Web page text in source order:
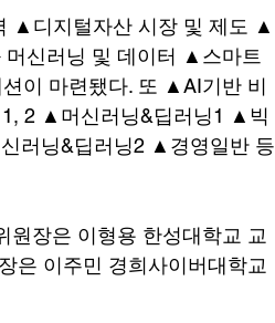
신러닝 및 데이터 ▲스마트
이 마련됐다. 또 ▲AI기반 비
2 ▲머신러닝&딥러닝1 ▲빅
러닝&딥러닝2 ▲경영일반 등
원장은 이형용 한성대학교 교
은 이주민 경희사이버대학교